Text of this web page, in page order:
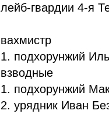
лейб-гвардии 4-я
вахмистр
1. подхорунжий
взводные
1. подхорунжий
2. урядник Иван